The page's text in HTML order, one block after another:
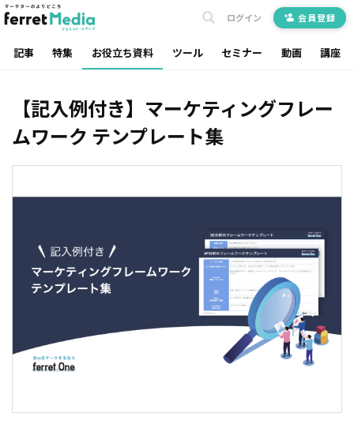
記事 特集 お役立ち資料 ツール セミナー 動画 講座
ログイン 会員登録
【記入例付き】マーケティングフレー
ムワーク テンプレート集